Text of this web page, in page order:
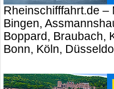
Rheinschifffahrt.de –
Bingen,
Boppard, Braubach,
Bonn, Köln,